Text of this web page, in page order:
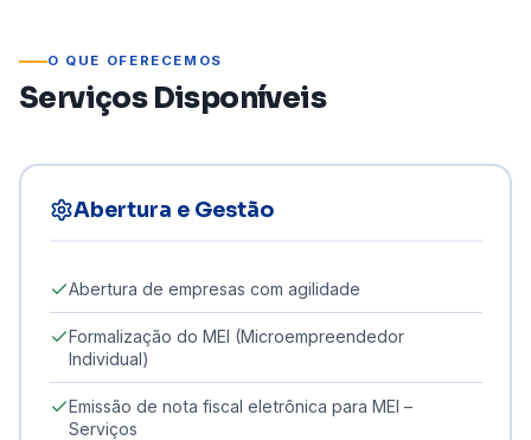
O QUE OFERECEMOS
Serviços Disponíveis
Abertura e Gestão
Abertura de empresas com agilidade
Formalização do MEI (Microempreendedor
Individual)
Emissão de nota fiscal eletrônica para MEI –
Serviços